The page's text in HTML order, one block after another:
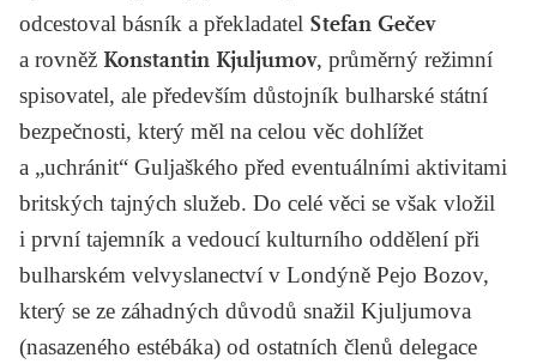
odcestoval básník a překladatel Stefan Gečev
a rovněž Konstantin Kjuljumov, průměrný režimní
spisovatel, ale především důstojník bulharské státní
bezpečnosti, který měl na celou věc dohlížet
a „uchránit“ Guljaškého před eventuálními aktivitami
britských tajných služeb. Do celé věci se však vložil
i první tajemník a vedoucí kulturního oddělení při
bulharském velvyslanectví v Londýně Pejo Bozov,
který se ze záhadných důvodů snažil Kjuljumova
(nasazeného estébáka) od ostatních členů delegace